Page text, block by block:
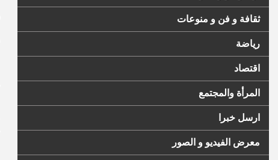
ثقافة و فن و منوعات
رياضة
اقتصاد
المرأة والمجتمع
ارسل خبرا
معرض الفيديو و الصور